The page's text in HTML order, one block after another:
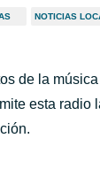
NOTICIAS
de la
esta radio